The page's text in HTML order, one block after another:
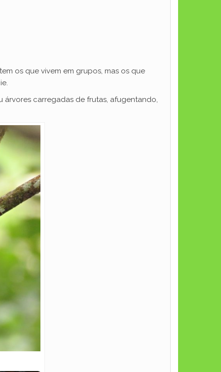
os que vivem em grupos, mas os que
carregadas de frutas, afugentando,